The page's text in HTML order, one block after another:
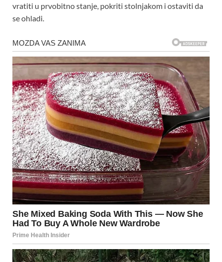
vratiti u prvobitno stanje, pokriti stolnjakom i ostaviti da
se ohladi.